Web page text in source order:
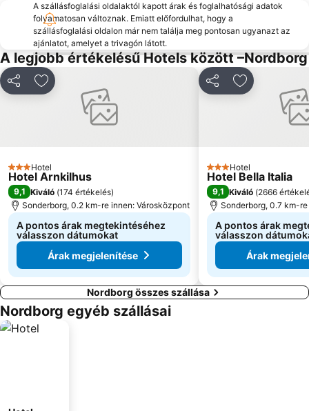
A szállásfoglalási oldalaktól kapott árak és foglalhatósági adatok
folyamatosan változnak. Emiatt előfordulhat, hogy a
szállásfoglalási oldalon már nem találja meg pontosan ugyanazt az
ajánlatot, amelyet a trivagón látott.
A legjobb értékelésű Hotels között –Nordborg
MegosztásHozzáadás a kedvencekhez
3 Kategória
Hotel
Hotel Arnkilhus
9,1 Kiváló (174 értékelés)
Sonderborg, 0.2 km-re innen: Városközpont
A pontos árak megtekintéséhez
válasszon dátumokat
Árak megjelenítése
MegosztásHozzáadás
3 Kategória
Hotel
Hotel Bella Italia
9,1 Kiváló (2666
Sonderborg, 0.7 km-
A pontos árak
válasszon
Árak
Nordborg összes szállása
Nordborg egyéb szállásai